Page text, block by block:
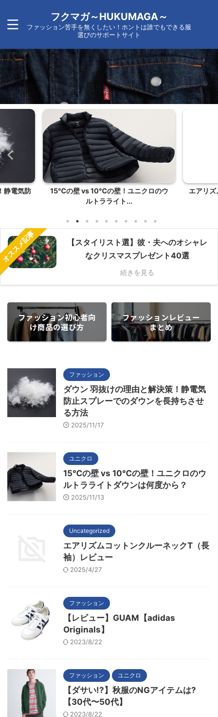
フクマガ～HUKUMAGA～
ファッション苦手を無くしたい！ホントは誰でもできる服
選びのサポートサイト
静電気防
15℃の壁 vs 10℃の壁！ユニクロのウ
ルトラライト...
エアリ
オススメ記事
【スタイリスト選】彼・夫へのオシャレ
なクリスマスプレゼント40選
続きを見る
ファッション初心者向
け商品の選び方
ファッションレビュー
まとめ
ファッション
ダウン 羽抜けの理由と解決策！静電気
防止スプレーでのダウンを長持ちさせ
る方法
2025/11/17
ユニクロ
15℃の壁 vs 10℃の壁！ユニクロのウ
ルトラライトダウンは何度から？
2025/11/13
Uncategorized
エアリズムコットンクルーネックT（長
袖）レビュー
2025/4/27
ファッション
【レビュー】GUAM【adidas
Originals】
2023/8/22
ファッション ユニクロ
【ダサい!?】秋服のNGアイテムは?
【30代〜50代】
2023/8/22